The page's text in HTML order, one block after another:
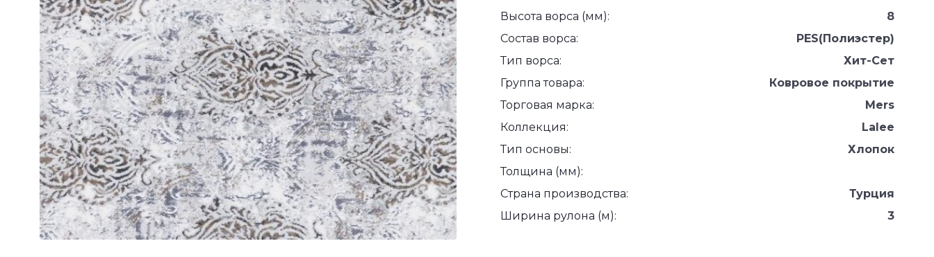
Высота ворса (мм):
8
Состав ворса:
PES(Полиэстер)
Тип ворса:
Хит-Сет
Группа товара:
Ковровое покрытие
Торговая марка:
Mers
Коллекция:
Lalee
Тип основы:
Хлопок
Толщина (мм):
Страна производства:
Турция
Ширина рулона (м):
3